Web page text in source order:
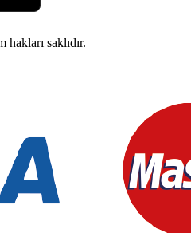
saklıdır.